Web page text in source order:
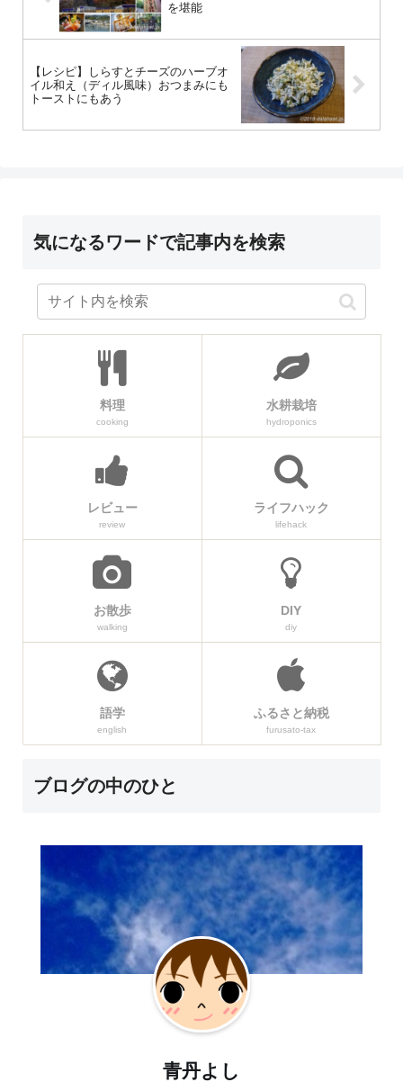
を堪能
【レシピ】しらすとチーズのハーブオ
イル和え（ディル風味）おつまみにも
トーストにもあう
気になるワードで記事内を検索
料理
cooking
水耕栽培
hydroponics
レビュー
review
ライフハック
lifehack
お散歩
walking
DIY
diy
語学
english
ふるさと納税
furusato-tax
ブログの中のひと
青丹よし